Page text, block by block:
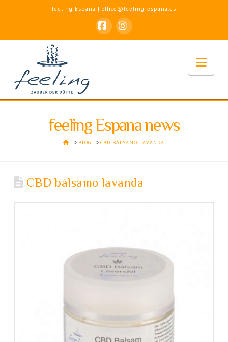
feeling Espana | office@feeling-espana.es
FacebookInstagram
feeling Espana news
HOMEBLOG CBD BÁLSAMO LAVANDA
CBD bálsamo lavanda